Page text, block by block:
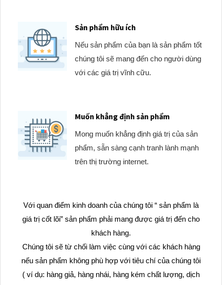
Sản phẩm hữu ích
Nếu sản phẩm của bạn là sản phẩm tốt
chúng tôi sẽ mang đến cho người dùng
với các giá trị vĩnh cữu.
Muốn khẳng định sản phẩm
Mong muốn khẳng định giá trị của sản
phẩm, sẵn sàng cạnh tranh lành mạnh
trên thị trường internet.
Với quan điểm kinh doanh của chúng tôi “ sản phẩm là
giá trị cốt lõi” sản phẩm phải mang được giá trị đến cho
khách hàng.
Chúng tôi sẽ từ chối làm việc cùng với các khách hàng
nếu sản phẩm không phù hợp với tiêu chí của chúng tôi
( ví dụ: hàng giả, hàng nhái, hàng kém chất lượng, dịch